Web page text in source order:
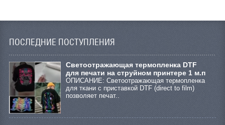
ПОСЛЕДНИЕ ПОСТУПЛЕНИЯ
Cветоотражающая термопленка DTF
для печати на струйном принтере 1 м.п
ОПИСАНИЕ: Светоотражающая термопленка
для ткани с приставкой DTF (direct to film)
позволяет печат..